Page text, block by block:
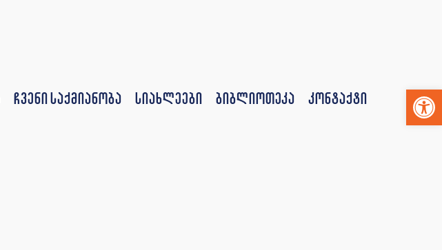
ჩვენი საქმიანობა სიახლეები ბიბლიოთეკა კონტაქტი